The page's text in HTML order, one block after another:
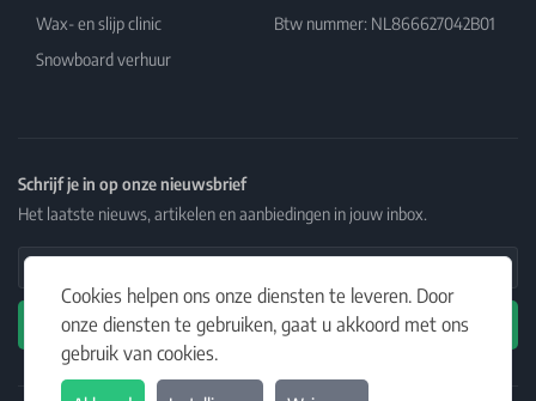
Cookies helpen ons onze diensten te leveren. Door
onze diensten te gebruiken, gaat u akkoord met ons
gebruik van cookies.
Wax- en slijp clinic
Snowboard verhuur
Btw nummer: NL866627042B01
Schrijf je in op onze nieuwsbrief
Het laatste nieuws, artikelen en aanbiedingen in jouw inbox.
Email Address
Abonneren